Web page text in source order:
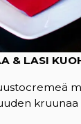
& LASI
kruunaa